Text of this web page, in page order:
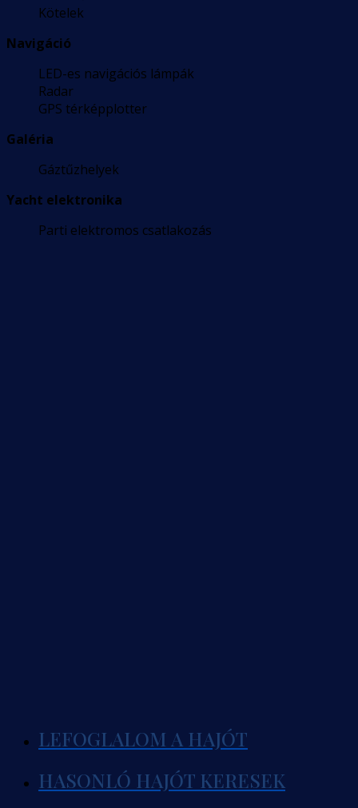
Kötelek
Navigáció
LED-es navigációs lámpák
Radar
GPS térképplotter
Galéria
Gáztűzhelyek
Yacht elektronika
Parti elektromos csatlakozás
LEFOGLALOM A HAJÓT
HASONLÓ HAJÓT KERESEK